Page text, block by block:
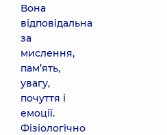
Вона
відповідальна
за
мислення,
пам’ять,
увагу,
почуття і
емоції.
Фізіологічно